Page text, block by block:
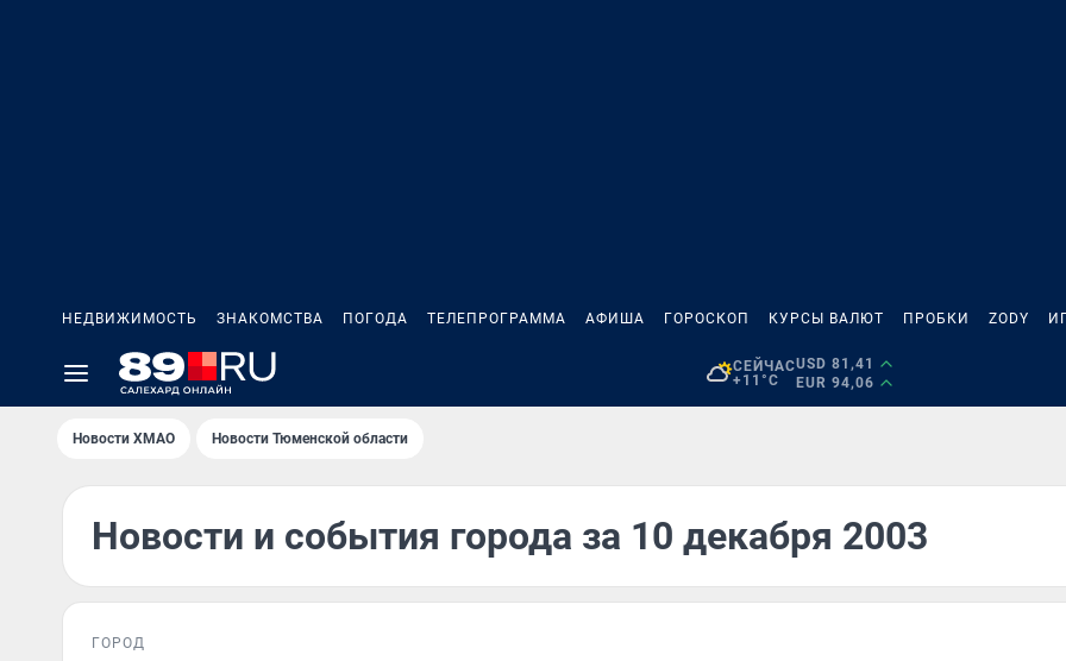
НЕДВИЖИМОСТЬ ЗНАКОМСТВА ПОГОДА ТЕЛЕПРОГРАММА АФИША ГОРОСКОП КУРСЫ ВАЛЮТ ПРОБКИ ZODY
СЕЙЧАС
+11°C
USD 81,41
EUR 94,06
Новости ХМАО Новости Тюменской области
Новости и события города за 10 декабря 2003
ГОРОД